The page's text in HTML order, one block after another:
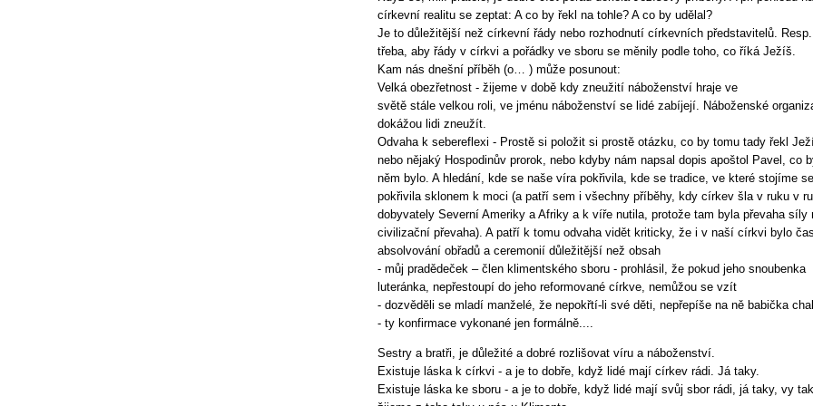
církevní realitu se zeptat: A co by řekl na tohle? A co by udělal?
Je to důležitější než církevní řády nebo rozhodnutí církevních představitelů.
třeba, aby řády v církvi a pořádky ve sboru se měnily podle toho, co říká Ježíš.
Kam nás dnešní příběh (o… ) může posunout:
Velká obezřetnost - žijeme v době kdy zneužití náboženství hraje ve
světě stále velkou roli, ve jménu náboženství se lidé zabíjejí. Náboženské
dokážou lidi zneužít.
Odvaha k sebereflexi - Prostě si položit si prostě otázku, co by tomu tady řekl
nebo nějaký Hospodinův prorok, nebo kdyby nám napsal dopis apoštol Pavel, co
něm bylo. A hledání, kde se naše víra pokřivila, kde se tradice, ve které stojíme se
pokřivila sklonem k moci (a patří sem i všechny příběhy, kdy církev šla v ruku v
dobyvately Severní Ameriky a Afriky a k víře nutila, protože tam byla převaha síly
civilizační převaha). A patří k tomu odvaha vidět kriticky, že i v naší církvi bylo
absolvování obřadů a ceremonií důležitější než obsah
- můj pradědeček – člen klimentského sboru - prohlásil, že pokud jeho snoubenka
luteránka, nepřestoupí do jeho reformované církve, nemůžou se vzít
- dozvěděli se mladí manželé, že nepokřtí-li své děti, nepřepíše na ně babička
- ty konfirmace vykonané jen formálně....
Sestry a bratři, je důležité a dobré rozlišovat víru a náboženství.
Existuje láska k církvi - a je to dobře, když lidé mají církev rádi. Já taky.
Existuje láska ke sboru - a je to dobře, když lidé mají svůj sbor rádi, já taky, vy